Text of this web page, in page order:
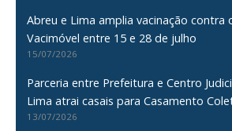
Abreu e Lima amplia vacinação contra
Vacimóvel entre 15 e 28 de julho
15/07/2026
Parceria entre Prefeitura e Centro
Lima atrai casais para Casamento
13/07/2026